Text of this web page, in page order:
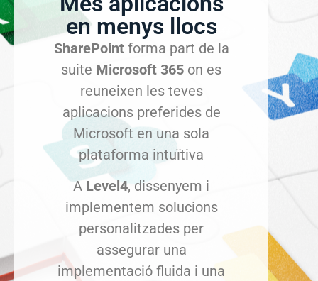
en menys llocs
SharePointforma part de la
suite Microsoft 365 on es
reuneixen les teves
aplicacions preferides de
Microsoft en una sola
plataforma intuïtiva
A Level4, dissenyem i
implementem solucions
personalitzades per
assegurar una
implementació fluida i una